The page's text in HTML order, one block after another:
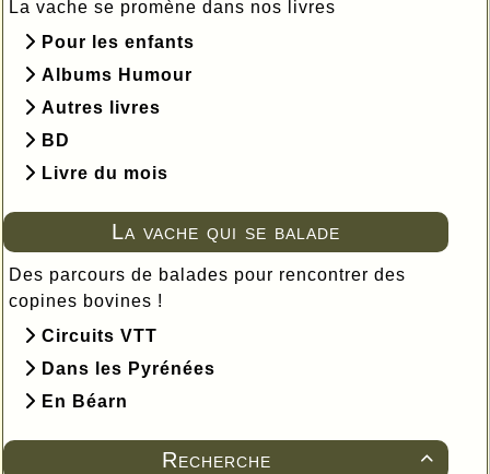
La vache se promène dans nos livres
Pour les enfants
Albums Humour
Autres livres
BD
Livre du mois
La vache qui se balade
Des parcours de balades pour rencontrer des
copines bovines !
Circuits VTT
Dans les Pyrénées
En Béarn

Recherche